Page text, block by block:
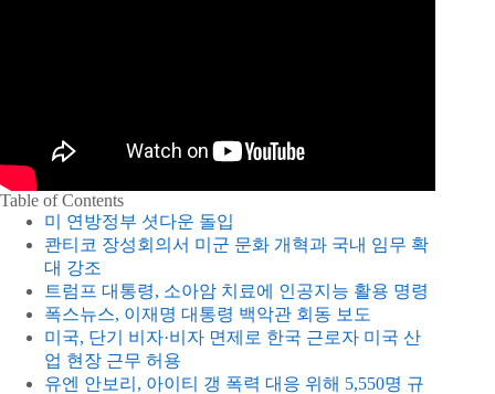
Table of Contents
미 연방정부 셧다운 돌입
콴티코 장성회의서 미군 문화 개혁과 국내 임무 확
대 강조
트럼프 대통령, 소아암 치료에 인공지능 활용 명령
폭스뉴스, 이재명 대통령 백악관 회동 보도
미국, 단기 비자·비자 면제로 한국 근로자 미국 산
업 현장 근무 허용
유엔 안보리, 아이티 갱 폭력 대응 위해 5,550명 규